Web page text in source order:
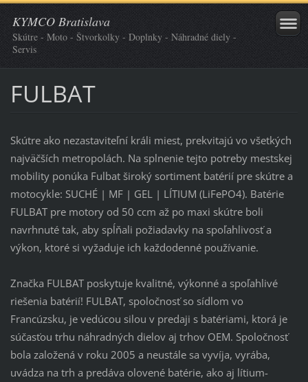
KYMCO Bratislava
Skútre - Moto - Štvorkolky - Doplnky - Náhradné diely -
Servis
FULBAT
Skútre ako nezastaviteľní králi miest, prekvitajú vo všetkých
najväčších metropolách. Na splnenie tejto potreby mestskej
mobility ponúka Fulbat široký sortiment batérií pre skútre a
motocykle: SUCHÉ | MF | GEL | LÍTIUM (LiFePO4). Batérie
FULBAT pre motory od 50 ccm až po maxi skútre boli
navrhnuté tak, aby spĺňali požiadavky na spoľahlivosť a
výkon, ktoré si vyžaduje ich každodenné používanie.
Značka FULBAT poskytuje kvalitné, výkonné a spoľahlivé
riešenia batérií! FULBAT, spoločnosť so sídlom vo
Francúzsku, je vedúcou silou v predaji s batériami, ktorá je
súčasťou trhu náhradných dielov aj trhov OEM. Spoločnosť
bola založená v roku 2005 a neustále sa vyvíja, vyrába,
uvádza na trh a predáva olovené batérie, ako aj lítium-